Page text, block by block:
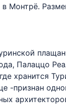
Монтрё.
Палаццо
хранится
-признан